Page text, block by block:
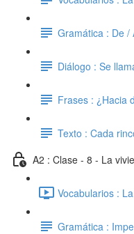
Gramática : De /
Diálogo : Se
Frases : ¿Hacia
Texto : Cada
A2 : Clase - 8 - La
Vocabularios :
Gramática :